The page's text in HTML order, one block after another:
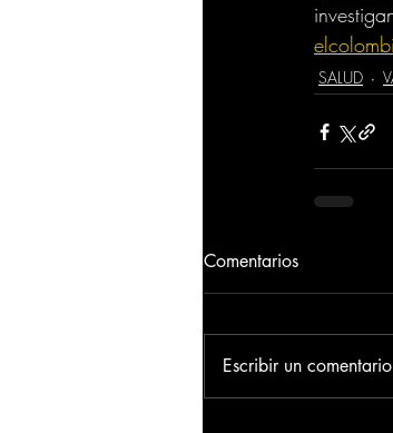
SALUD
Comentarios
Escribir un